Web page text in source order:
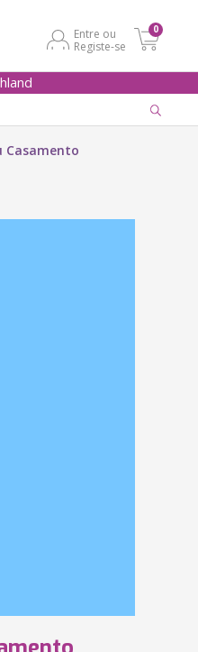
Entre ou
Registe-se
0
Casamento